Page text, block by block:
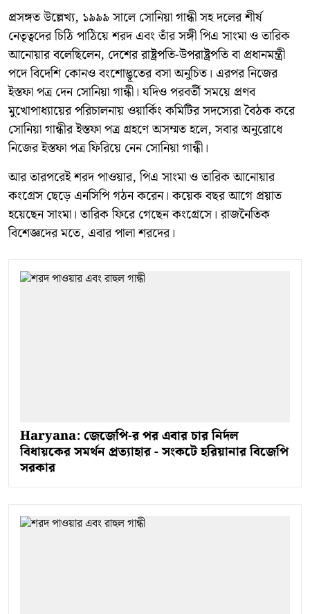
প্রসঙ্গত উল্লেখ্য, ১৯৯৯ সালে সোনিয়া গান্ধী সহ দলের শীর্ষ
নেতৃত্বদের চিঠি পাঠিয়ে শরদ এবং তাঁর সঙ্গী পিএ সাংমা ও তারিক
আনোয়ার বলেছিলেন, দেশের রাষ্ট্রপতি-উপরাষ্ট্রপতি বা প্রধানমন্ত্রী
পদে বিদেশি কোনও বংশোদ্ভূতের বসা অনুচিত। এরপর নিজের
ইস্তফা পত্র দেন সোনিয়া গান্ধী। যদিও পরবর্তী সময়ে প্রণব
মুখোপাধ্যায়ের পরিচালনায় ওয়ার্কিং কমিটির সদস্যেরা বৈঠক করে
সোনিয়া গান্ধীর ইস্তফা পত্র গ্রহণে অসম্মত হলে, সবার অনুরোধে
নিজের ইস্তফা পত্র ফিরিয়ে নেন সোনিয়া গান্ধী।
আর তারপরেই শরদ পাওয়ার, পিএ সাংমা ও তারিক আনোয়ার
কংগ্রেস ছেড়ে এনসিপি গঠন করেন। কয়েক বছর আগে প্রয়াত
হয়েছেন সাংমা। তারিক ফিরে গেছেন কংগ্রেসে। রাজনৈতিক
বিশেজ্ঞদের মতে, এবার পালা শরদের।
Haryana: জেজেপি-র পর এবার চার নির্দল
বিধায়কের সমর্থন প্রত্যাহার - সংকটে হরিয়ানার বিজেপি
সরকার